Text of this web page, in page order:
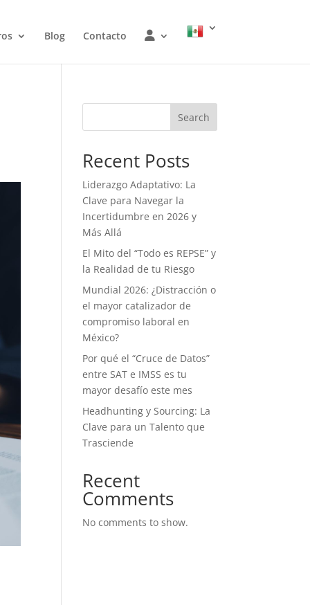
Blog Contacto W
O
Search
Recent Posts
Liderazgo Adaptativo: La
Clave para Navegar la
Incertidumbre en 2026 y
Más Allá
El Mito del “Todo es REPSE” y
la Realidad de tu Riesgo
Mundial 2026: ¿Distracción o
el mayor catalizador de
compromiso laboral en
México?
Por qué el “Cruce de Datos”
entre SAT e IMSS es tu
mayor desafío este mes
Headhunting y Sourcing: La
Clave para un Talento que
Trasciende
Recent
Comments
No comments to show.